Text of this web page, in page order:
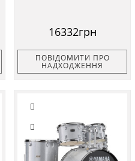
16332грн
ПОВІДОМИТИ ПРО
НАДХОДЖЕННЯ